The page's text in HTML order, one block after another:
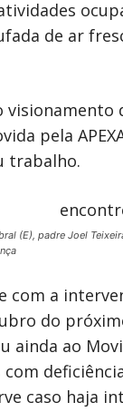
de ar
pela
trabalho.
(E), padre Joel
a
do
ainda ao
caso haja